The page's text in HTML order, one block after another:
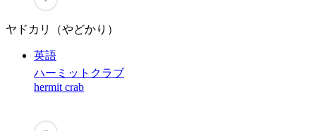
ヤドカリ（やどかり）
英語
ハーミットクラブ
hermit crab